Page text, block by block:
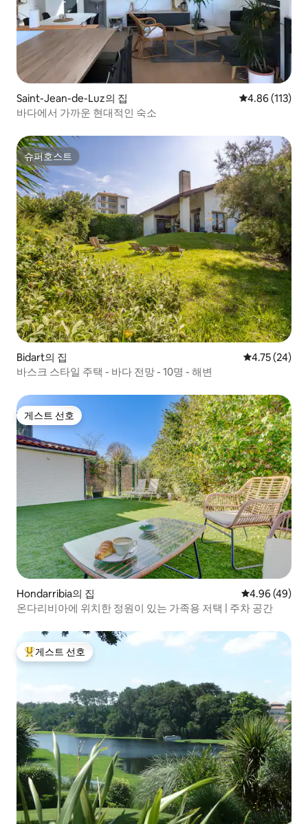
Saint-Jean-de-Luz의 집 평점 4.86점(5
4.86 (113)
바다에서 가까운 현대적인 숙소
슈퍼호스트
슈퍼호스트
Bidart의 집 평점 4.75점
4.75 (24)
바스크 스타일 주택 - 바다 전망 - 10명 - 해변
게스트 선호
게스트 선호
Hondarribia의 집 평점 4.96점(5
4.96 (49)
온다리비아에 위치한 정원이 있는 가족용 저택 | 주차 공간
상위 게스트 선호
게스트 선호